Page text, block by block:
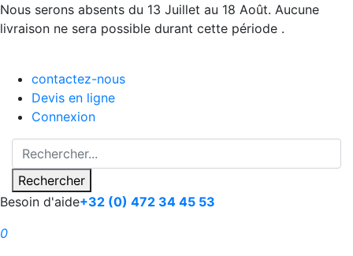
Nous serons absents du 13 Juillet au 18 Août. Aucune
livraison ne sera possible durant cette période .
contactez-nous
Devis en ligne
Connexion
Rechercher
Besoin d'aide+32 (0) 472 34 45 53
0